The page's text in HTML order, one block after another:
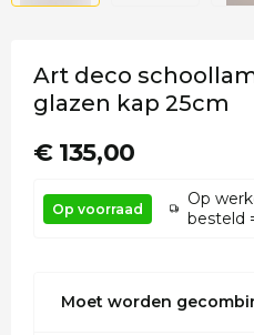
Art deco
glazen kap 25cm
€ 135,00
Op voorraad
Op
besteld
Moet worden